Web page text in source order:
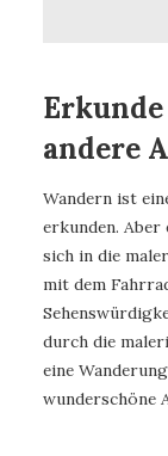
andere
Wandern ist
erkunden.
sich in die
mit dem
durch die
eine
wunderschöne